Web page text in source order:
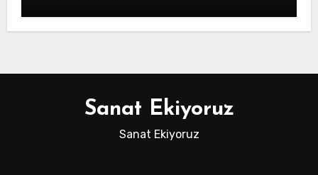
Sanat Ekiyoruz
Sanat Ekiyoruz